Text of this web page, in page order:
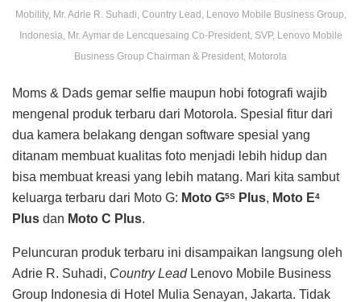
Mobility, Mr. Adrie R. Suhadi, Country Lead, Lenovo Mobile Business Group,
Indonesia, Mr. Aymar de Lencquesaing Co-President, SVP, Lenovo Mobile
Business Group Chairman & President, Motorola
Moms & Dads gemar selfie maupun hobi fotografi wajib
mengenal produk terbaru dari Motorola. Spesial fitur dari
dua kamera belakang dengan software spesial yang
ditanam membuat kualitas foto menjadi lebih hidup dan
bisa membuat kreasi yang lebih matang. Mari kita sambut
keluarga terbaru dari Moto G: Moto G5S Plus, Moto E4
Plus dan Moto C Plus.
Peluncuran produk terbaru ini disampaikan langsung oleh
Adrie R. Suhadi, Country LeadLenovo Mobile Business
Group Indonesia di Hotel Mulia Senayan, Jakarta. Tidak